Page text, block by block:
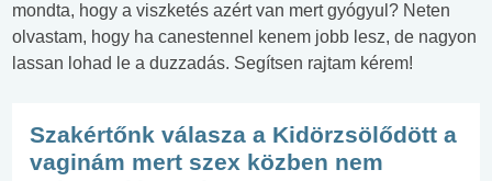
mondta, hogy a viszketés azért van mert gyógyul? Neten
olvastam, hogy ha canestennel kenem jobb lesz, de nagyon
lassan lohad le a duzzadás. Segítsen rajtam kérem!
Szakértőnk válasza a Kidörzsölődött a
vaginám mert szex közben nem